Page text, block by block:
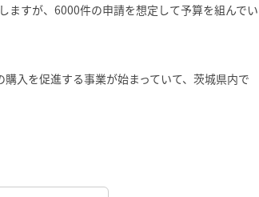
ますが、6000件の申請を想定して予算を組んでい
入を促進する事業が始まっていて、茨城県内で